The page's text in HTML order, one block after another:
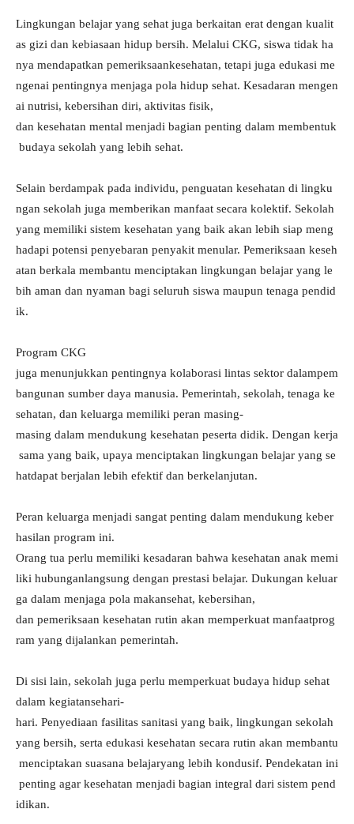
Lingkungan belajar yang sehat juga berkaitan erat dengan kualit
as gizi dan kebiasaan hidup bersih. Melalui CKG, siswa tidak ha
nya mendapatkan pemeriksaankesehatan, tetapi juga edukasi me
ngenai pentingnya menjaga pola hidup sehat. Kesadaran mengen
ai nutrisi, kebersihan diri, aktivitas fisik,
dan kesehatan mental menjadi bagian penting dalam membentuk
budaya sekolah yang lebih sehat.
Selain berdampak pada individu, penguatan kesehatan di lingku
ngan sekolah juga memberikan manfaat secara kolektif. Sekolah
yang memiliki sistem kesehatan yang baik akan lebih siap meng
hadapi potensi penyebaran penyakit menular. Pemeriksaan keseh
atan berkala membantu menciptakan lingkungan belajar yang le
bih aman dan nyaman bagi seluruh siswa maupun tenaga pendid
ik.
Program CKG
juga menunjukkan pentingnya kolaborasi lintas sektor dalampem
bangunan sumber daya manusia. Pemerintah, sekolah, tenaga ke
sehatan, dan keluarga memiliki peran masing-
masing dalam mendukung kesehatan peserta didik. Dengan kerja
sama yang baik, upaya menciptakan lingkungan belajar yang se
hatdapat berjalan lebih efektif dan berkelanjutan.
Peran keluarga menjadi sangat penting dalam mendukung keber
hasilan program ini.
Orang tua perlu memiliki kesadaran bahwa kesehatan anak memi
liki hubunganlangsung dengan prestasi belajar. Dukungan keluar
ga dalam menjaga pola makansehat, kebersihan,
dan pemeriksaan kesehatan rutin akan memperkuat manfaatprog
ram yang dijalankan pemerintah.
Di sisi lain, sekolah juga perlu memperkuat budaya hidup sehat
dalam kegiatansehari-
hari. Penyediaan fasilitas sanitasi yang baik, lingkungan sekolah
yang bersih, serta edukasi kesehatan secara rutin akan membantu
menciptakan suasana belajaryang lebih kondusif. Pendekatan ini
penting agar kesehatan menjadi bagian integral dari sistem pend
idikan.